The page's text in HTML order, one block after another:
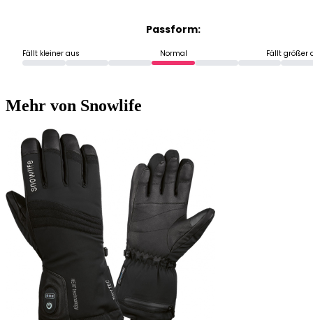
Passform:
Fällt kleiner aus Normal Fällt größer
Mehr von Snowlife